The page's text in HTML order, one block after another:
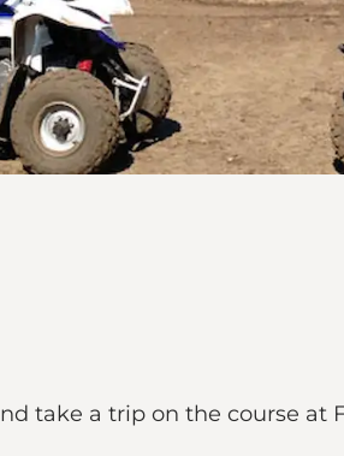
take a trip on the course